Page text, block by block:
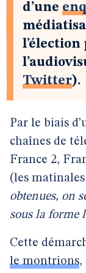
d’une
l’élection
Twitter).
Par le biais
chaînes de
France 2,
(les
obtenues, on
sous la forme
Cette
le montrions,